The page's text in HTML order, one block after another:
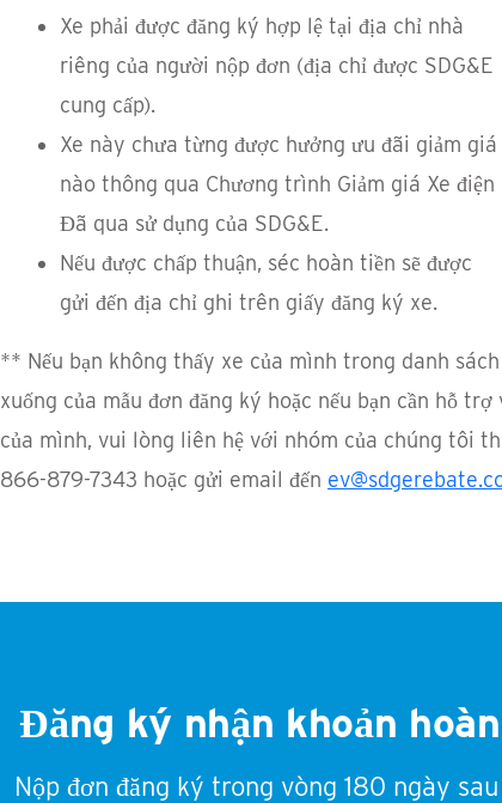
Xe phải được đăng ký hợp lệ tại địa chỉ nhà
riêng của người nộp đơn (địa chỉ được SDG&E
cung cấp).
Xe này chưa từng được hưởng ưu đãi giảm giá
nào thông qua Chương trình Giảm giá Xe điện
Đã qua sử dụng của SDG&E.
Nếu được chấp thuận, séc hoàn tiền sẽ được
gửi đến địa chỉ ghi trên giấy đăng ký xe.
** Nếu bạn không thấy xe của mình trong danh
xuống của mẫu đơn đăng ký hoặc nếu bạn cần hỗ trợ
của mình, vui lòng liên hệ với nhóm của chúng tôi
866-879-7343 hoặc gửi email đến
Đăng ký nhận khoản
Nộp đơn đăng ký trong vòng 180 ngày